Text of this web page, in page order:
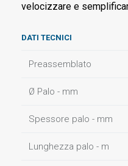
velocizzare e
DATI TECNICI
Preassemblato
Ø Palo - mm
Spessore palo - mm
Lunghezza palo - m